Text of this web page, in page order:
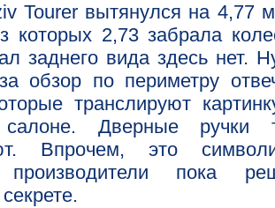
Tourer вытянулся на 4,77
которых 2,73 забрала
заднего вида здесь нет.
обзор по периметру
транслируют
Дверные ручки
Впрочем, это
производители пока